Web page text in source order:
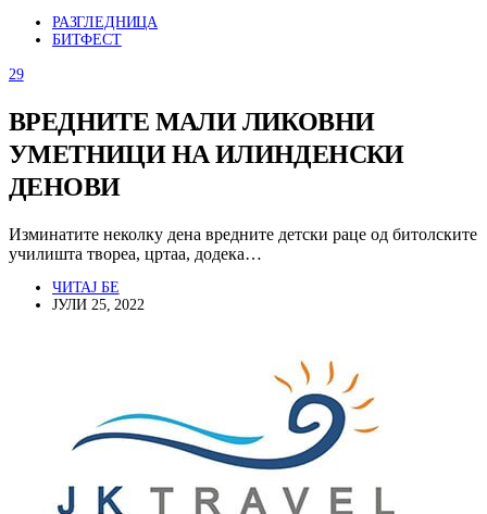
РАЗГЛЕДНИЦА
БИТФЕСТ
29
ВРЕДНИТЕ МАЛИ ЛИКОВНИ
УМЕТНИЦИ НА ИЛИНДЕНСКИ
ДЕНОВИ
Изминатите неколку дена вредните детски раце од битолските
училишта твореа, цртаа, додека…
ЧИТАЈ БЕ
ЈУЛИ 25, 2022